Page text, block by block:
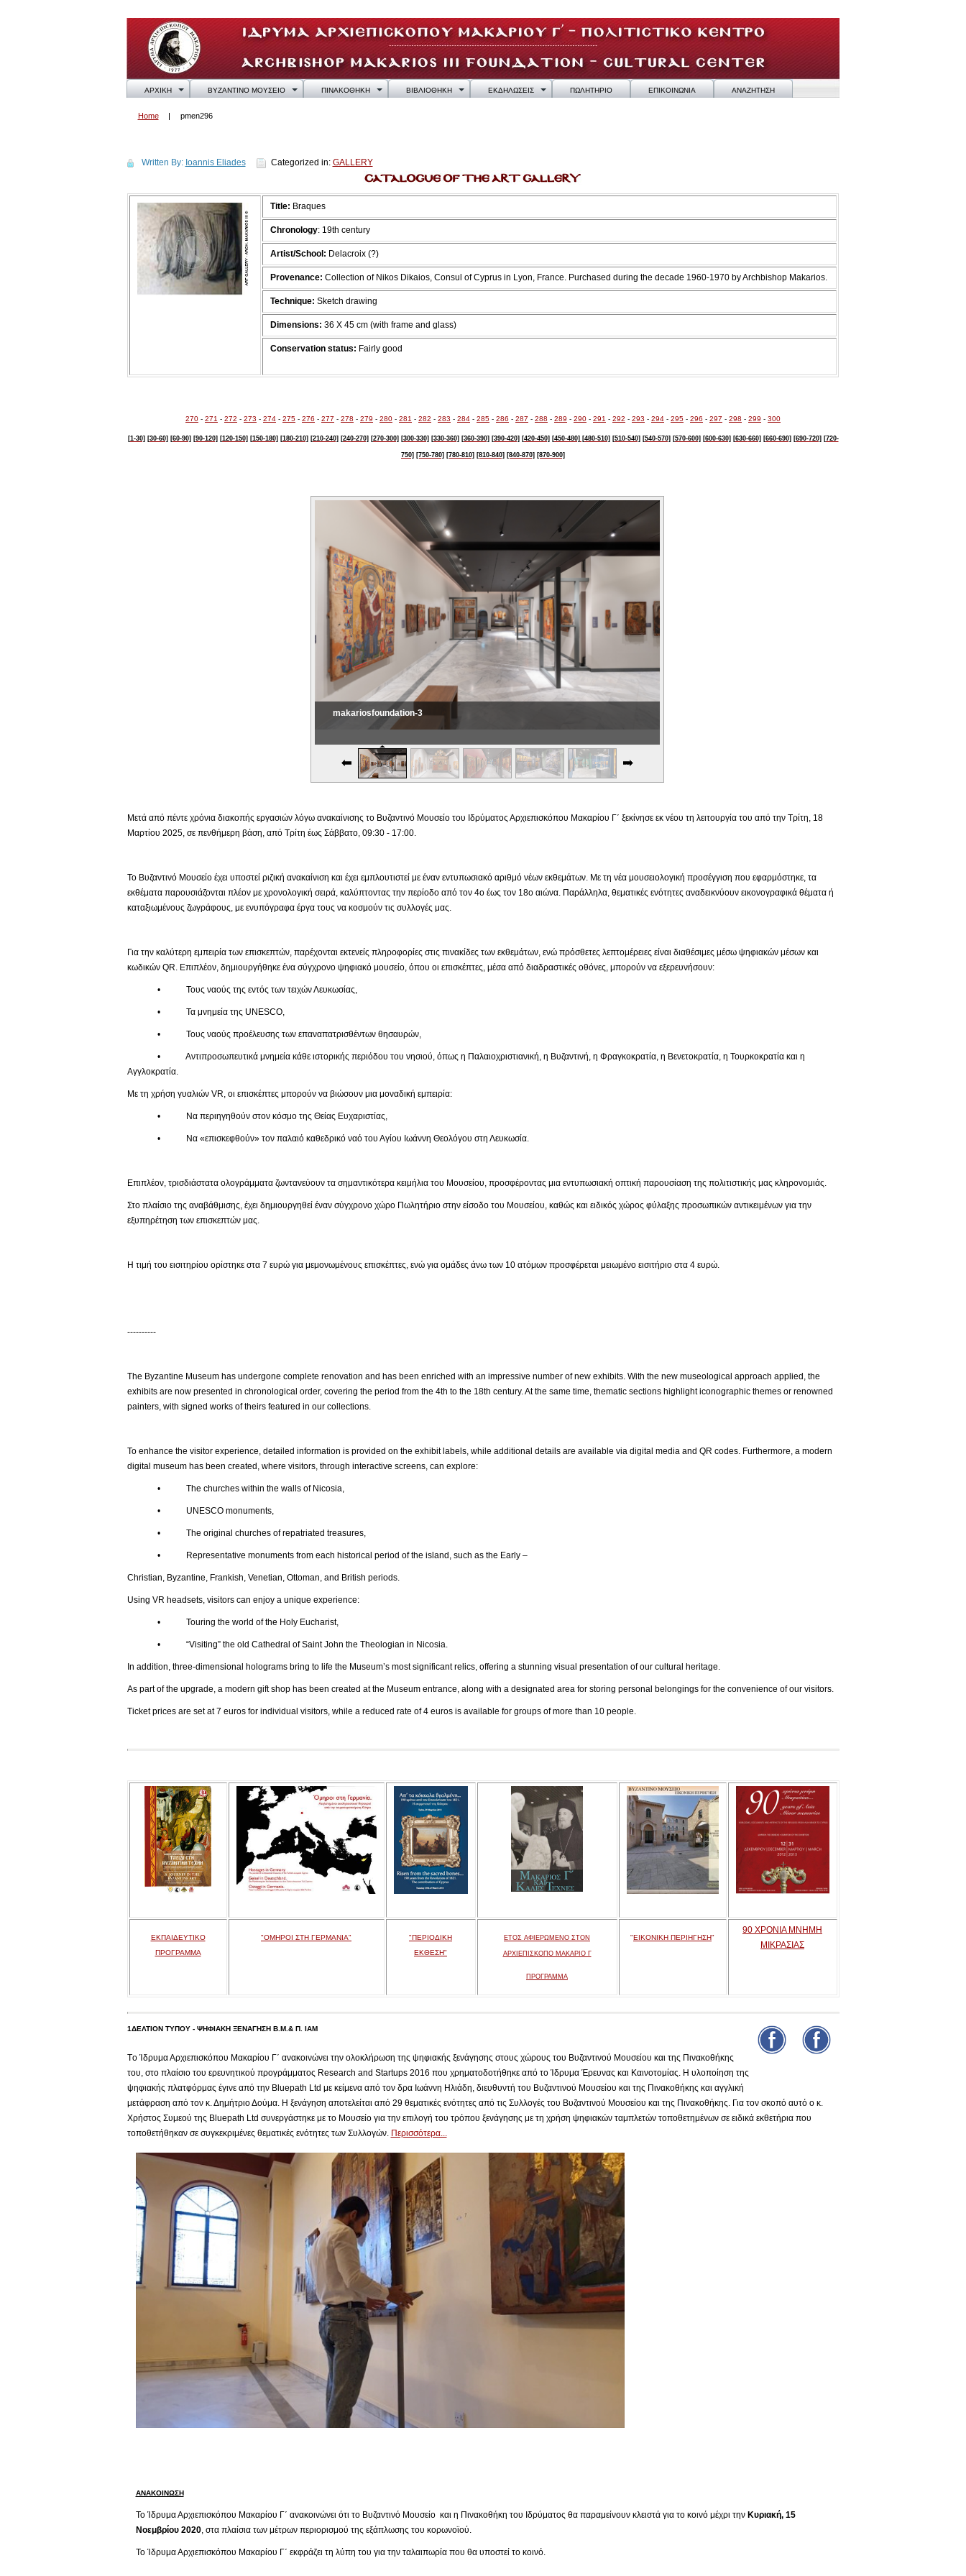
ΑΡΧΙΚΗ ΒΥΖΑΝΤΙΝΟ ΜΟΥΣΕΙΟ ΠΙΝΑΚΟΘΗΚΗ ΒΙΒΛΙΟΘΗΚΗ ΕΚΔΗΛΩΣΕΙΣ ΠΩΛΗΤΗΡΙΟ ΕΠΙΚΟΙΝΩΝΙΑ ΑΝΑΖΗΤΗΣΗ
Home pmen296
Written By: Ioannis Eliades Categorized in: GALLERY
Title: Braques
Chronology: 19th century
Artist/School: Delacroix (?)
Provenance: Collection of Nikos Dikaios, Consul of Cyprus in Lyon, France. Purchased during the decade 1960-1970 by Archbishop Makarios.
Technique: Sketch drawing
Dimensions: 36 Χ 45 cm (with frame and glass)
Conservation status: Fairly good
270 - 271 - 272 - 273 - 274 - 275 - 276 - 277 - 278 - 279 - 280 - 281 - 282 - 283 - 284 - 285 - 286 - 287 - 288 - 289 - 290 - 291 - 292 - 293 - 294 - 295 - 296 - 297 - 298 - 299 - 300
[1-30] [30-60] [60-90] [90-120] [120-150] [150-180] [180-210] [210-240] [240-270] [270-300] [300-330] [330-360] [360-390] [390-420] [420-450] [450-480] [480-510] [510-540] [540-570] [570-600] [600-630] [630-660] [660-690] [690-720] [720-
750] [750-780] [780-810] [810-840] [840-870] [870-900]
makariosfoundation-3
Μετά από πέντε χρόνια διακοπής εργασιών λόγω ανακαίνισης το Βυζαντινό Μουσείο του Ιδρύματος Αρχιεπισκόπου Μακαρίου Γ΄ ξεκίνησε εκ νέου τη λειτουργία του από την Τρίτη, 18
Μαρτίου 2025, σε πενθήμερη βάση, από Τρίτη έως Σάββατο, 09:30 - 17:00.
Το Βυζαντινό Μουσείο έχει υποστεί ριζική ανακαίνιση και έχει εμπλουτιστεί με έναν εντυπωσιακό αριθμό νέων εκθεμάτων. Με τη νέα μουσειολογική προσέγγιση που εφαρμόστηκε, τα
εκθέματα παρουσιάζονται πλέον με χρονολογική σειρά, καλύπτοντας την περίοδο από τον 4ο έως τον 18ο αιώνα. Παράλληλα, θεματικές ενότητες αναδεικνύουν εικονογραφικά θέματα ή
καταξιωμένους ζωγράφους, με ενυπόγραφα έργα τους να κοσμούν τις συλλογές μας.
Για την καλύτερη εμπειρία των επισκεπτών, παρέχονται εκτενείς πληροφορίες στις πινακίδες των εκθεμάτων, ενώ πρόσθετες λεπτομέρειες είναι διαθέσιμες μέσω ψηφιακών μέσων και
κωδικών QR. Επιπλέον, δημιουργήθηκε ένα σύγχρονο ψηφιακό μουσείο, όπου οι επισκέπτες, μέσα από διαδραστικές οθόνες, μπορούν να εξερευνήσουν:
• Τους ναούς της εντός των τειχών Λευκωσίας,
• Τα μνημεία της UNESCO,
• Τους ναούς προέλευσης των επαναπατρισθέντων θησαυρών,
• Αντιπροσωπευτικά μνημεία κάθε ιστορικής περιόδου του νησιού, όπως η Παλαιοχριστιανική, η Βυζαντινή, η Φραγκοκρατία, η Βενετοκρατία, η Τουρκοκρατία και η
Αγγλοκρατία.
Με τη χρήση γυαλιών VR, οι επισκέπτες μπορούν να βιώσουν μια μοναδική εμπειρία:
• Να περιηγηθούν στον κόσμο της Θείας Ευχαριστίας,
• Να «επισκεφθούν» τον παλαιό καθεδρικό ναό του Αγίου Ιωάννη Θεολόγου στη Λευκωσία.
Επιπλέον, τρισδιάστατα ολογράμματα ζωντανεύουν τα σημαντικότερα κειμήλια του Μουσείου, προσφέροντας μια εντυπωσιακή οπτική παρουσίαση της πολιτιστικής μας κληρονομιάς.
Στο πλαίσιο της αναβάθμισης, έχει δημιουργηθεί έναν σύγχρονο χώρο Πωλητήριο στην είσοδο του Μουσείου, καθώς και ειδικός χώρος φύλαξης προσωπικών αντικειμένων για την
εξυπηρέτηση των επισκεπτών μας.
Η τιμή του εισιτηρίου ορίστηκε στα 7 ευρώ για μεμονωμένους επισκέπτες, ενώ για ομάδες άνω των 10 ατόμων προσφέρεται μειωμένο εισιτήριο στα 4 ευρώ.
----------
The Byzantine Museum has undergone complete renovation and has been enriched with an impressive number of new exhibits. With the new museological approach applied, the
exhibits are now presented in chronological order, covering the period from the 4th to the 18th century. At the same time, thematic sections highlight iconographic themes or renowned
painters, with signed works of theirs featured in our collections.
To enhance the visitor experience, detailed information is provided on the exhibit labels, while additional details are available via digital media and QR codes. Furthermore, a modern
digital museum has been created, where visitors, through interactive screens, can explore:
• The churches within the walls of Nicosia,
• UNESCO monuments,
• The original churches of repatriated treasures,
• Representative monuments from each historical period of the island, such as the Early –
Christian, Byzantine, Frankish, Venetian, Ottoman, and British periods.
Using VR headsets, visitors can enjoy a unique experience:
• Touring the world of the Holy Eucharist,
• “Visiting” the old Cathedral of Saint John the Theologian in Nicosia.
In addition, three-dimensional holograms bring to life the Museum’s most significant relics, offering a stunning visual presentation of our cultural heritage.
As part of the upgrade, a modern gift shop has been created at the Museum entrance, along with a designated area for storing personal belongings for the convenience of our visitors.
Ticket prices are set at 7 euros for individual visitors, while a reduced rate of 4 euros is available for groups of more than 10 people.
ΕΚΠΑΙΔΕΥΤΙΚΟ
ΠΡΟΓΡΑΜΜΑ
"ΟΜΗΡΟΙ ΣΤΗ ΓΕΡΜΑΝΙΑ"
"ΠΕΡΙΟΔΙΚΗ
ΕΚΘΕΣΗ"
ΕΤΟΣ ΑΦΙΕΡΩΜΕΝΟ ΣΤΟΝ
ΑΡΧΙΕΠΙΣΚΟΠΟ ΜΑΚΑΡΙΟ Γ
ΠΡΟΓΡΑΜΜΑ
"ΕΙΚΟΝΙΚΗ ΠΕΡΙΗΓΗΣΗ"
90 ΧΡΟΝΙΑ ΜΝΗΜΗ
ΜΙΚΡΑΣΙΑΣ
1ΔΕΛΤΙΟΝ ΤΥΠΟΥ - ΨΗΦΙΑΚΗ ΞΕΝΑΓΗΣΗ Β.Μ.& Π. ΙΑΜ
Tο Ίδρυμα Αρχιεπισκόπου Μακαρίου Γ΄ ανακοινώνει την ολοκλήρωση της ψηφιακής ξενάγησης στους χώρους του Βυζαντινού Μουσείου και της Πινακοθήκης
του, στο πλαίσιο του ερευνητικού προγράμματος Research and Startups 2016 που χρηματοδοτήθηκε από το Ίδρυμα Έρευνας και Καινοτομίας. Η υλοποίηση της
ψηφιακής πλατφόρμας έγινε από την Βluepath Ltd με κείμενα από τον δρα Ιωάννη Ηλιάδη, διευθυντή του Βυζαντινού Μουσείου και της Πινακοθήκης και αγγλική
μετάφραση από τον κ. Δημήτριο Δούμα. Η ξενάγηση αποτελείται από 29 θεματικές ενότητες από τις Συλλογές του Βυζαντινού Μουσείου και της Πινακοθήκης. Για τον σκοπό αυτό ο κ.
Χρήστος Συμεού της Bluepath Ltd συνεργάστηκε με το Μουσείο για την επιλογή του τρόπου ξενάγησης με τη χρήση ψηφιακών ταμπλετών τοποθετημένων σε ειδικά εκθετήρια που
τοποθετήθηκαν σε συγκεκριμένες θεματικές ενότητες των Συλλογών. Περισσότερα...
ΑΝΑΚΟΙΝΩΣΗ
Το Ίδρυμα Αρχιεπισκόπου Μακαρίου Γ΄ ανακοινώνει ότι το Βυζαντινό Μουσείο και η Πινακοθήκη του Ιδρύματος θα παραμείνουν κλειστά για το κοινό μέχρι την Κυριακή, 15
Νοεμβρίου 2020, στα πλαίσια των μέτρων περιορισμού της εξάπλωσης του κορωνοϊού.
Το Ίδρυμα Αρχιεπισκόπου Μακαρίου Γ΄ εκφράζει τη λύπη του για την ταλαιπωρία που θα υποστεί το κοινό.